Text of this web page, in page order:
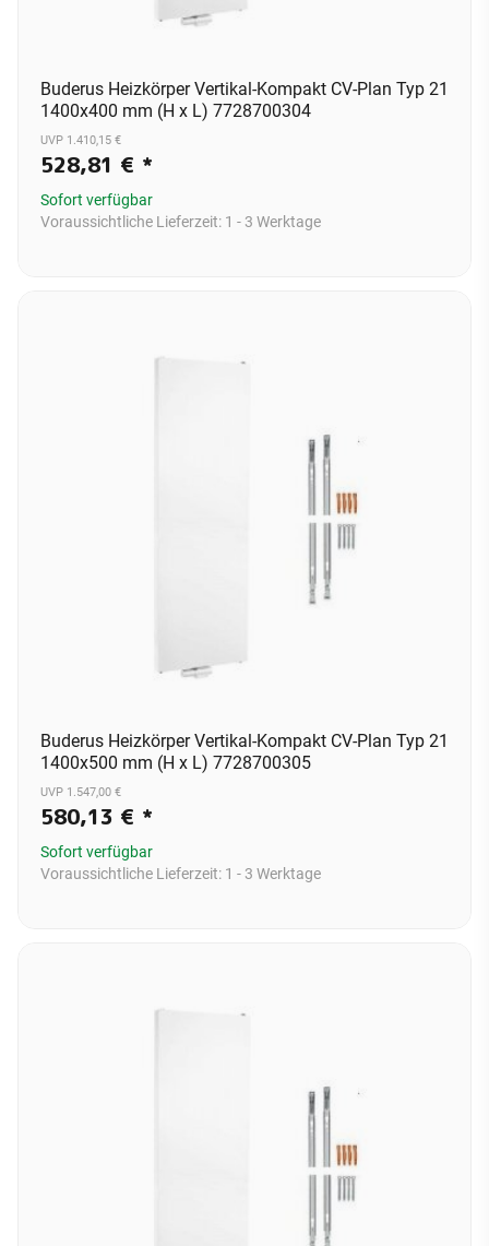
Buderus Heizkörper Vertikal-Kompakt CV-Plan Typ 21
1400x400 mm (H x L) 7728700304
UVP 1.410,15 €
528,81 € *
Sofort verfügbar
Voraussichtliche Lieferzeit: 1 - 3 Werktage
Buderus Heizkörper Vertikal-Kompakt CV-Plan Typ 21
1400x500 mm (H x L) 7728700305
UVP 1.547,00 €
580,13 € *
Sofort verfügbar
Voraussichtliche Lieferzeit: 1 - 3 Werktage